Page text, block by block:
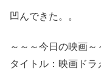
凹んできた。。
～～～今日の映画～
タイトル：映画ド